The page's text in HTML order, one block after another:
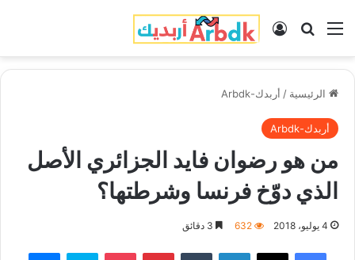
القائمة بحث عنتسجيل الدخول
الرئيسية / أربدك-Arbdk
أربدك-Arbdk
من هو رضوان فايد الجزائري الأصل
الذي دوّخ فرنسا وشرطتها؟
4 يوليو، 2018 632
فيسبوك لينكدإن بينتيريست سكايب